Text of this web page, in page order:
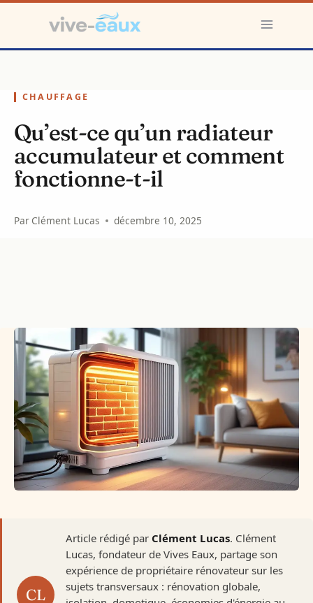
contenu
CHAUFFAGE
Qu’est-ce qu’un radiateur
accumulateur et comment
fonctionne-t-il
Par Clément Lucas décembre 10, 2025
Article rédigé par Clément Lucas. Clément
Lucas, fondateur de Vives Eaux, partage son
expérience de propriétaire rénovateur sur les
sujets transversaux : rénovation globale,